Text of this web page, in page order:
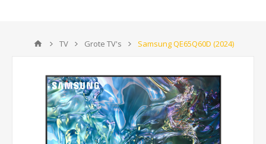
TV Grote TV's Samsung QE65Q60D (2024)